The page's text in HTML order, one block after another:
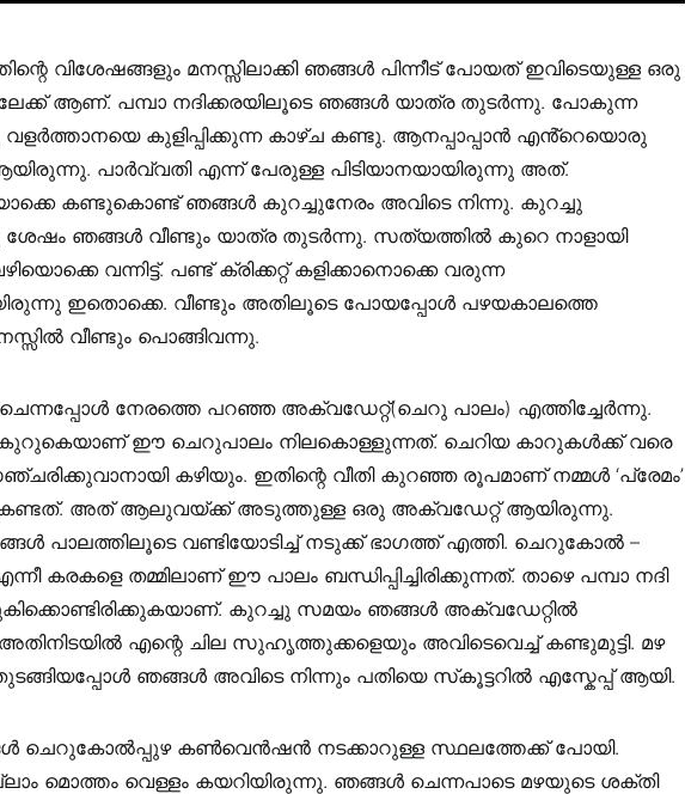
വിശേഷങ്ങളും മനസ്സിലാക്കി ഞങ്ങൾ പിന്നീട് പോയത് ഇവിടെയുള്ള ഒരു
ആണ്. പമ്പാ നദിക്കരയിലൂടെ ഞങ്ങൾ യാത്ര തുടർന്നു. പോകുന്ന
വളർത്താനയെ കുളിപ്പിക്കുന്ന കാഴ്ച കണ്ടു. ആനപ്പാപ്പാൻ എൻ്റെയൊരു
പാർവ്വതി എന്ന് പേരുള്ള പിടിയാനയായിരുന്നു അത്.
കണ്ടുകൊണ്ട് ഞങ്ങൾ കുറച്ചുനേരം അവിടെ നിന്നു. കുറച്ചു
ഞങ്ങൾ വീണ്ടും യാത്ര തുടർന്നു. സത്യത്തിൽ കുറെ നാളായി
വന്നിട്ട്. പണ്ട് ക്രിക്കറ്റ് കളിക്കാനൊക്കെ വരുന്ന
ഇതൊക്കെ. വീണ്ടും അതിലൂടെ പോയപ്പോൾ പഴയകാലത്തെ
വീണ്ടും പൊങ്ങിവന്നു.
നേരത്തെ പറഞ്ഞ അക്വഡേറ്റ്(ചെറു പാലം) എത്തിച്ചേർന്നു.
കുറുകെയാണ് ഈ ചെറുപാലം നിലകൊള്ളുന്നത്. ചെറിയ കാറുകൾക്ക് വരെ
കഴിയും. ഇതിന്റെ വീതി കുറഞ്ഞ രൂപമാണ് നമ്മൾ ‘പ്രേമം’
കണ്ടത്. അത് ആലുവയ്ക്ക് അടുത്തുള്ള ഒരു അക്വഡേറ്റ് ആയിരുന്നു.
പാലത്തിലൂടെ വണ്ടിയോടിച്ച് നടുക്ക് ഭാഗത്ത് എത്തി. ചെറുകോൽ –
കരകളെ തമ്മിലാണ് ഈ പാലം ബന്ധിപ്പിച്ചിരിക്കുന്നത്. താഴെ പമ്പാ നദി
കുറച്ചു സമയം ഞങ്ങൾ അക്വഡേറ്റിൽ
അതിനിടയിൽ എന്റെ ചില സുഹൃത്തുക്കളെയും അവിടെവെച്ച് കണ്ടുമുട്ടി. മഴ
ഞങ്ങൾ അവിടെ നിന്നും പതിയെ സ്‌കൂട്ടറിൽ എസ്കേപ്പ് ആയി.
ചെറുകോൽപ്പുഴ കൺവെൻഷൻ നടക്കാറുള്ള സ്ഥലത്തേക്ക് പോയി.
മൊത്തം വെള്ളം കയറിയിരുന്നു. ഞങ്ങൾ ചെന്നപാടെ മഴയുടെ ശക്തി